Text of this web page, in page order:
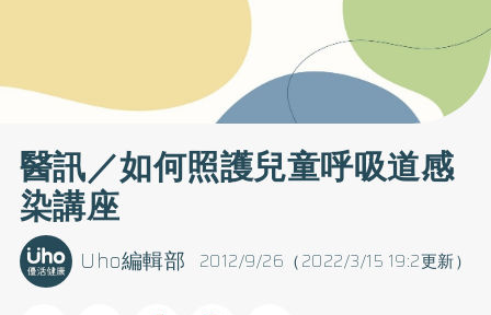
醫訊／如何照護兒童呼吸道感
染講座
2012/9/26（2022/3/15 19:2更新）
Uho編輯部